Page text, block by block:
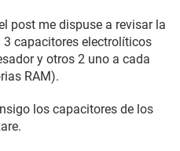
post me dispuse a revisar la
3 capacitores electrolíticos
y otros 2 uno a cada
RAM).
los capacitores de los